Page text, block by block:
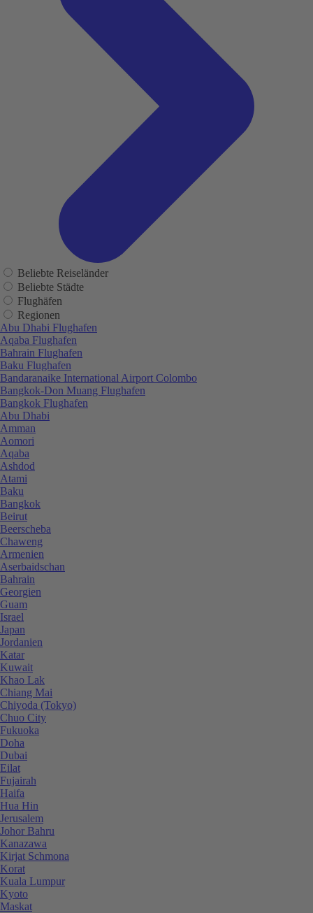
Beliebte Reiseländer
Beliebte Städte
Flughäfen
Regionen
Abu Dhabi Flughafen
Aqaba Flughafen
Bahrain Flughafen
Baku Flughafen
Bandaranaike International Airport Colombo
Bangkok-Don Muang Flughafen
Bangkok Flughafen
Abu Dhabi
Amman
Aomori
Aqaba
Ashdod
Atami
Baku
Bangkok
Beirut
Beerscheba
Chaweng
Armenien
Aserbaidschan
Bahrain
Georgien
Guam
Israel
Japan
Jordanien
Katar
Kuwait
Khao Lak
Chiang Mai
Chiyoda (Tokyo)
Chuo City
Fukuoka
Doha
Dubai
Eilat
Fujairah
Haifa
Hua Hin
Jerusalem
Johor Bahru
Kanazawa
Kirjat Schmona
Korat
Kuala Lumpur
Kyoto
Maskat